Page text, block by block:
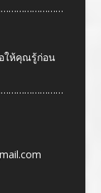
ให้คุณรู้ก่อน